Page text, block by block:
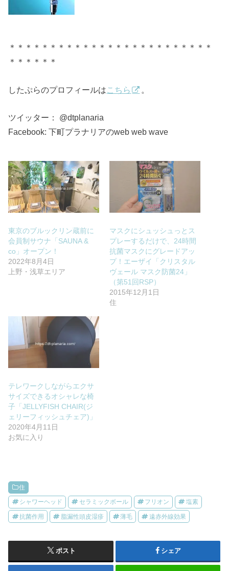
＊＊＊＊＊＊＊＊＊＊＊＊＊＊＊＊＊＊＊＊＊＊＊＊＊
＊＊＊＊＊＊
したぷらのプロフィールはこちら 。
ツイッター： @dtplanaria
Facebook: 下町プラナリアのweb web wave
東京のブルックリン蔵前に
会員制サウナ「SAUNA &
co」オープン！
2022年8月4日
上野・浅草エリア
マスクにシュッシュっとス
プレーするだけで、24時間
抗菌マスクにグレードアッ
プ！エーザイ「クリスタル
ヴェール マスク防菌24」
（第51回RSP）
2015年12月1日
住
テレワークしながらエクサ
サイズできるオシャレな椅
子「JELLYFISH CHAIR(ジ
ェリーフィッシュチェア)」
2020年4月11日
お気に入り
住
シャワーヘッド セラミックボール フリオン 塩素
抗菌作用 脂漏性頭皮湿疹 薄毛 遠赤外線効果
ポスト シェア